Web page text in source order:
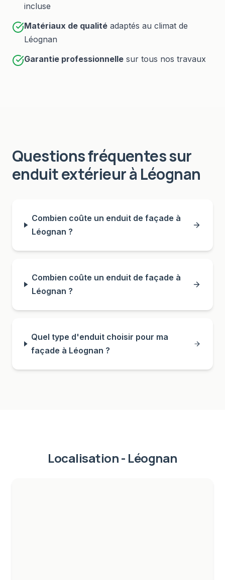
incluse
Matériaux de qualité adaptés au climat de
Léognan
Garantie professionnelle sur tous nos travaux
Questions fréquentes sur
enduit extérieurà Léognan
Combien coûte un enduit de façade à
Léognan ?
Combien coûte un enduit de façade à
Léognan ?
Quel type d'enduit choisir pour ma
façade à Léognan ?
Localisation - Léognan